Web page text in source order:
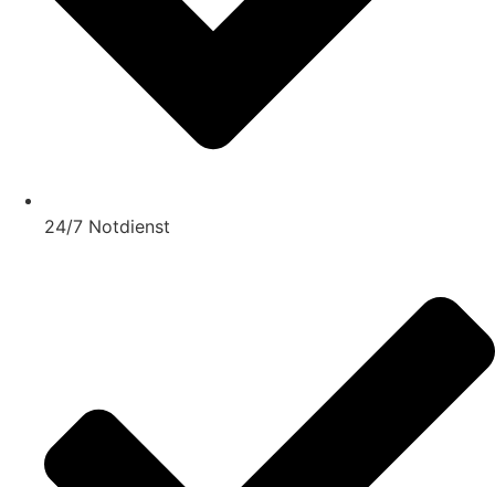
24/7 Notdienst